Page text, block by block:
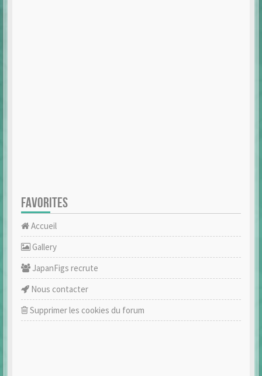
FAVORITES
Accueil
Gallery
JapanFigs recrute
Nous contacter
Supprimer les cookies du forum